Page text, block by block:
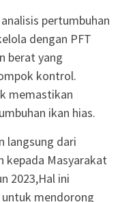
pertumbuhan
dengan PFT
berat yang
kontrol.
memastikan
ikan hias.
langsung dari
kepada Masyarakat
2023,Hal ini
mendorong